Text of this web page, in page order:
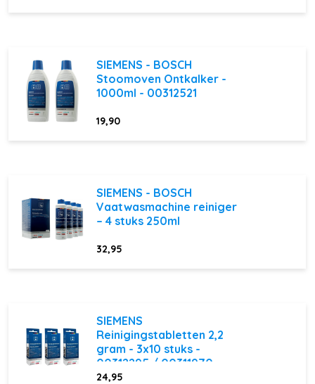
SIEMENS - BOSCH
Stoomoven Ontkalker -
1000ml - 00312521
19,90
SIEMENS - BOSCH
Vaatwasmachine reiniger
– 4 stuks 250ml
32,95
SIEMENS
Reinigingstabletten 2,2
gram - 3x10 stuks -
00312295 / 00311970
24,95